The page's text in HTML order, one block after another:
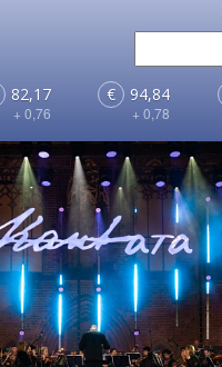
82,17
+ 0,76
€ 94,84
+ 0,78